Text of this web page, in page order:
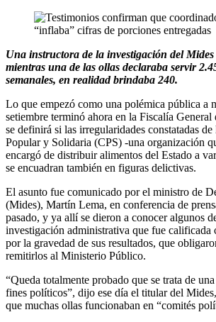
Una instructora de la investigación del
mientras una de las ollas declaraba servir
semanales, en realidad brindaba 240.
Lo que empezó como una polémica pública a
setiembre terminó ahora en la Fiscalía
se definirá si las irregularidades constatadas
Popular y Solidaria (CPS) -una organización
encargó de distribuir alimentos del Estado a
se encuadran también en figuras delictivas.
El asunto fue comunicado por el ministro de
(Mides), Martín Lema, en conferencia de
pasado, y ya allí se dieron a conocer algunos
investigación administrativa que fue calificada
por la gravedad de sus resultados, que
remitirlos al Ministerio Público.
“Queda totalmente probado que se trata de
fines políticos”, dijo ese día el titular del
que muchas ollas funcionaban en “comités